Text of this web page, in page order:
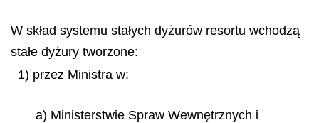
W skład systemu stałych dyżurów resortu wchodzą
stałe dyżury tworzone:
1) przez Ministra w:
a) Ministerstwie Spraw Wewnętrznych i